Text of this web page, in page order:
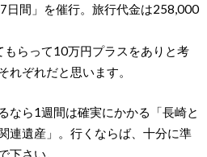
日間」を催行。旅行代金は258,000
らって10万円プラスをありと考
れぞれだと思います。
なら1週間は確実にかかる「長崎と
連遺産」。行くならば、十分に準
下さい。